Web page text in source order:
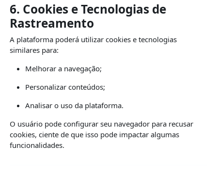
6. Cookies e Tecnologias de
Rastreamento
A plataforma poderá utilizar cookies e tecnologias
similares para:
Melhorar a navegação;
Personalizar conteúdos;
Analisar o uso da plataforma.
O usuário pode configurar seu navegador para recusar
cookies, ciente de que isso pode impactar algumas
funcionalidades.